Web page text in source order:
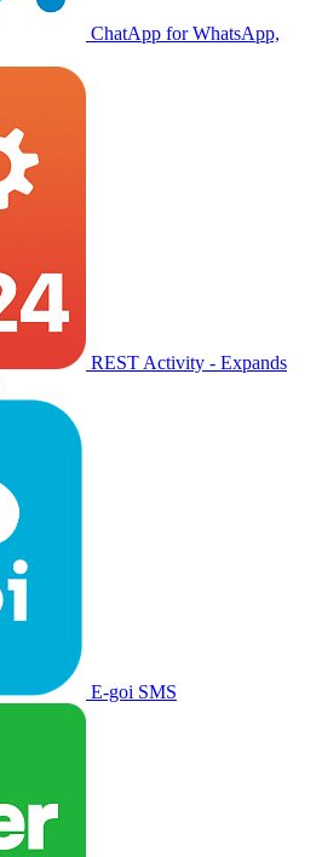
ChatApp for WhatsApp,
REST Activity - Expands
E-goi SMS